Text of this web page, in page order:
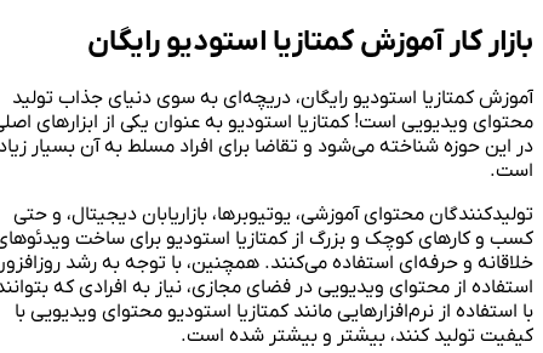
بازار کار آموزش کمتازیا استودیو رایگان
آموزش کمتازیا استودیو رایگان، دریچه‌ای به سوی دنیای جذاب تولید
محتوای ویدیویی است! کمتازیا استودیو به عنوان یکی از ابزارهای اصلی
در این حوزه شناخته می‌شود و تقاضا برای افراد مسلط به آن بسیار زیاد
است.
تولیدکنندگان محتوای آموزشی، یوتیوبرها، بازاریابان دیجیتال، و حتی
کسب و کارهای کوچک و بزرگ از کمتازیا استودیو برای ساخت ویدئوهای
خلاقانه و حرفه‌ای استفاده می‌کنند. همچنین، با توجه به رشد روزافزون
استفاده از محتوای ویدیویی در فضای مجازی، نیاز به افرادی که بتوانند
با استفاده از نرم‌افزارهایی مانند کمتازیا استودیو محتوای ویدیویی با
کیفیت تولید کنند، بیشتر و بیشتر شده است.